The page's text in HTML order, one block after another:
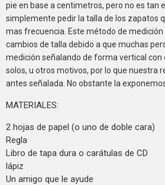
pie en base a centimetros, pero no es tan
simplemente pedir la talla de los zapatos
mas frecuencia. Este método de
cambios de talla debido a que muchas
medición señalando de forma vertical con
solos, u otros motivos, por lo que nuestra
antes señalada. No obstante la
MATERIALES:
2 hojas de papel (o uno de doble cara)
Regla
Libro de tapa dura o carátulas de CD
lápiz
Un amigo que le ayude